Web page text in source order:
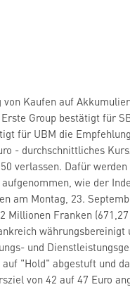
Kaufen auf
Group bestätigt für
für UBM die
- durchschnittliches
verlassen. Dafür
aufgenommen, wie der
am Montag, 23.
Franken
währungsbereinigt
und
"Hold" abgestuft und
von 42 auf 47 Euro